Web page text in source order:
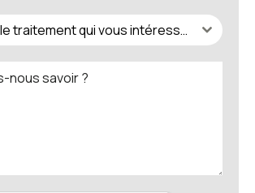
Choisissez le traitement qui vous intéresse.